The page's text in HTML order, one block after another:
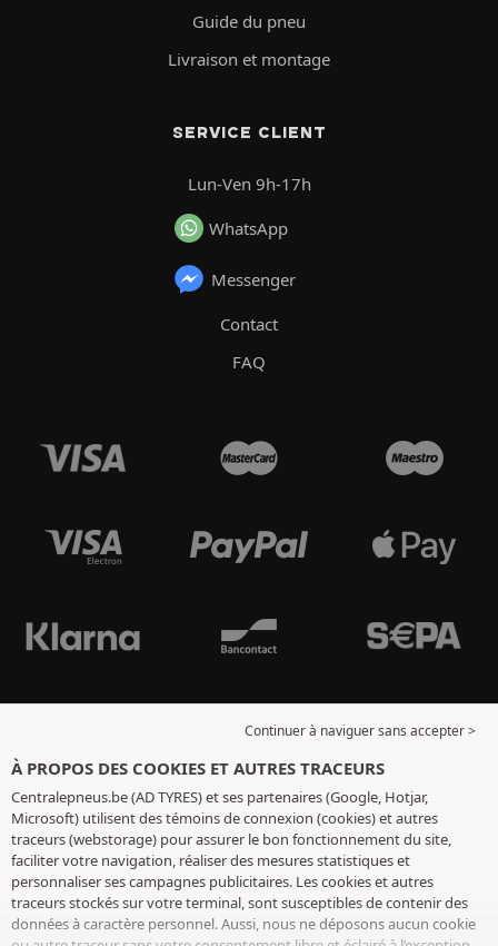
Guide du pneu
Livraison et montage
SERVICE CLIENT
Lun-Ven 9h-17h
WhatsApp
Messenger
Contact
FAQ
Continuer à naviguer sans accepter >
À PROPOS DES COOKIES ET AUTRES TRACEURS
Centralepneus.be (AD TYRES) et ses partenaires (Google, Hotjar,
Microsoft) utilisent des témoins de connexion (cookies) et autres
traceurs (webstorage) pour assurer le bon fonctionnement du site,
faciliter votre navigation, réaliser des mesures statistiques et
personnaliser ses campagnes publicitaires. Les cookies et autres
traceurs stockés sur votre terminal, sont susceptibles de contenir des
données à caractère personnel. Aussi, nous ne déposons aucun cookie